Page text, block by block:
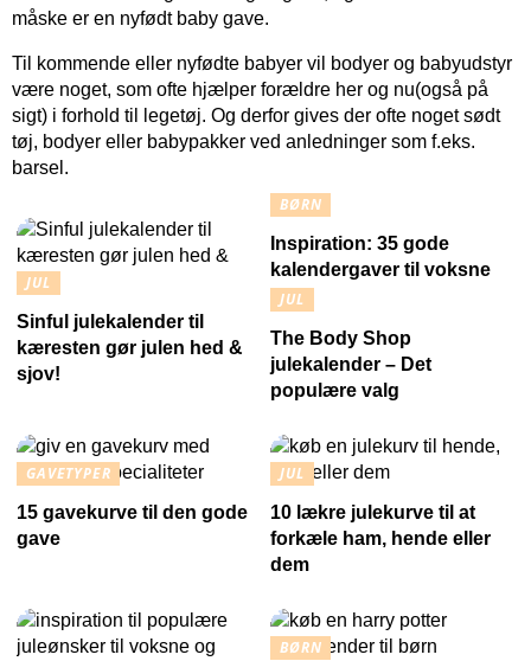
måske er en nyfødt baby gave.
Til kommende eller nyfødte babyer vil bodyer og babyudstyr
være noget, som ofte hjælper forældre her og nu(også på
sigt) i forhold til legetøj. Og derfor gives der ofte noget sødt
tøj, bodyer eller babypakker ved anledninger som f.eks.
barsel.
JUL
Sinful julekalender til
kæresten gør julen hed &
sjov!
BØRN
Inspiration: 35 gode
kalendergaver til voksne
JUL
The Body Shop
julekalender – Det
populære valg
GAVETYPER
15 gavekurve til den gode
gave
JUL
10 lækre julekurve til at
forkæle ham, hende eller
dem
BØRN